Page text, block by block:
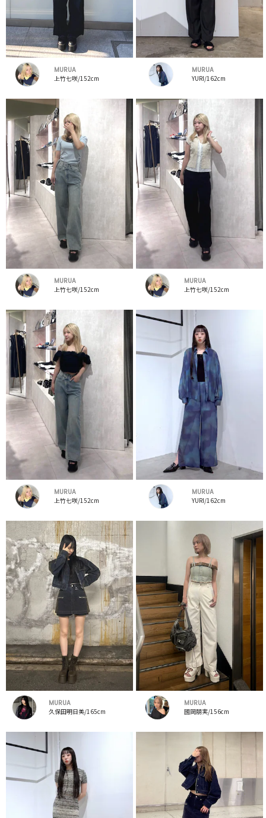
MURUA
上竹七咲/152cm
MURUA
YURI/162cm
MURUA
上竹七咲/152cm
MURUA
上竹七咲/152cm
MURUA
上竹七咲/152cm
MURUA
YURI/162cm
MURUA
久保田明日美/165cm
MURUA
國岡朋実/156cm